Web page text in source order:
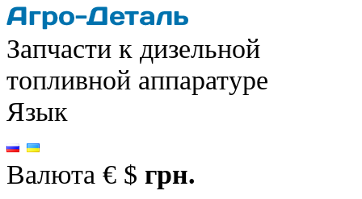
Запчасти к дизельной
топливной аппаратуре
Язык
Валюта € $ грн.